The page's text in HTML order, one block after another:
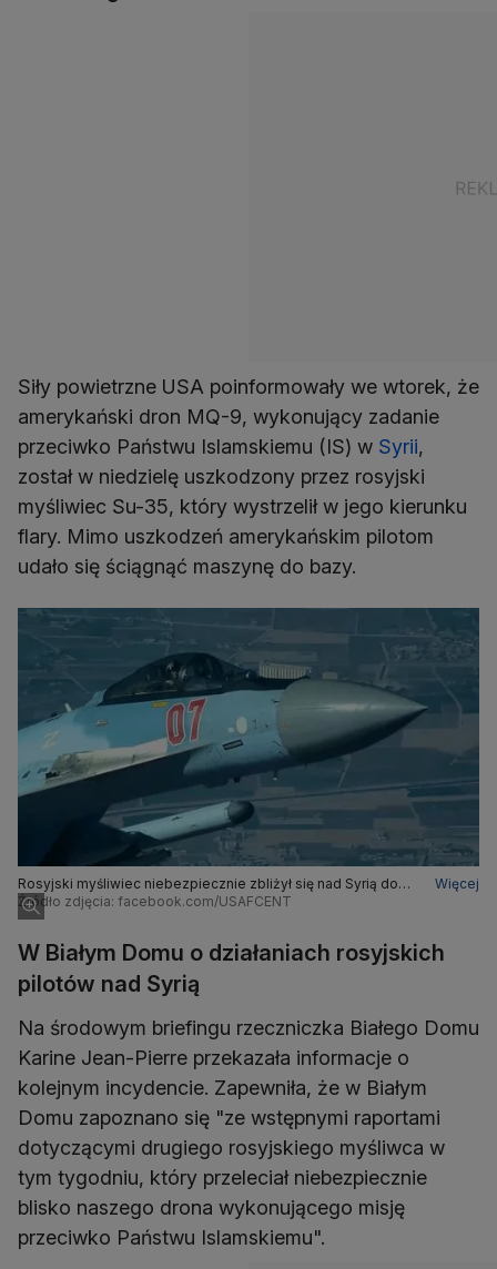
Siły powietrzne USA poinformowały we wtorek, że
amerykański dron MQ-9, wykonujący zadanie
przeciwko Państwu Islamskiemu (IS) w Syrii,
został w niedzielę uszkodzony przez rosyjski
myśliwiec Su-35, który wystrzelił w jego kierunku
flary. Mimo uszkodzeń amerykańskim pilotom
udało się ściągnąć maszynę do bazy.
Rosyjski myśliwiec niebezpiecznie zbliżył się nad Syrią do
amerykańskiego drona. Zdjęcie udostępnione we wtorek 25
lipca
Więcej
Źródło zdjęcia: facebook.com/USAFCENT
W Białym Domu o działaniach rosyjskich
pilotów nad Syrią
Na środowym briefingu rzeczniczka Białego Domu
Karine Jean-Pierre przekazała informacje o
kolejnym incydencie. Zapewniła, że w Białym
Domu zapoznano się "ze wstępnymi raportami
dotyczącymi drugiego rosyjskiego myśliwca w
tym tygodniu, który przeleciał niebezpiecznie
blisko naszego drona wykonującego misję
przeciwko Państwu Islamskiemu".